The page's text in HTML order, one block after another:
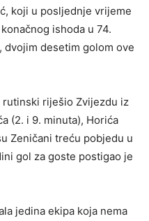
koji u posljednje vrijeme
ishoda u 74.
desetim golom ove
riješio Zvijezdu iz
(2. i 9. minuta), Horića
Zeničani treću pobjedu u
gol za goste postigao je
jedina ekipa koja nema